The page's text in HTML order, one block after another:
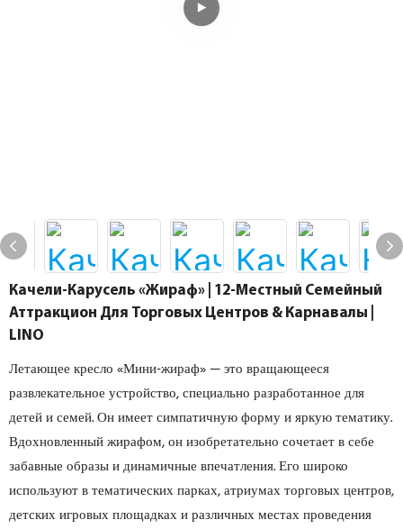
Качели-Карусель «Жираф» | 12-Местный Семейный
Аттракцион Для Торговых Центров & Карнавалы |
LINO
Летающее кресло «Мини-жираф» — это вращающееся
развлекательное устройство, специально разработанное для
детей и семей. Он имеет симпатичную форму и яркую тематику.
Вдохновленный жирафом, он изобретательно сочетает в себе
забавные образы и динамичные впечатления. Его широко
используют в тематических парках, атриумах торговых центров,
детских игровых площадках и различных местах проведения